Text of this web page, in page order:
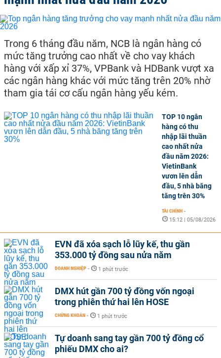
Trong 6 tháng đầu năm, NCB là ngân hàng có
mức tăng trưởng cao nhất về cho vay khách
hàng với xấp xỉ 37%, VPBank và HDBank vượt xa
các ngân hàng khác với mức tăng trên 20% nhờ
tham gia tái cơ cấu ngân hàng yếu kém.
TOP 10 ngân
hàng có thu
nhập lãi thuần
cao nhất nửa
đầu năm 2026:
VietinBank
vươn lên dẫn
đầu, 5 nhà băng
tăng trên 30%
TÀI CHÍNH -
15:12 | 05/08/2026
EVN đã xóa sạch lỗ lũy kế, thu gần
353.000 tỷ đồng sau nửa năm
DOANH NGHIỆP - 1 phút trước
DMX hút gần 700 tỷ đồng vốn ngoại
trong phiên thứ hai lên HOSE
CHỨNG KHOÁN - 1 phút trước
Tự doanh sang tay gần 700 tỷ đồng cổ
phiếu DMX cho ai?